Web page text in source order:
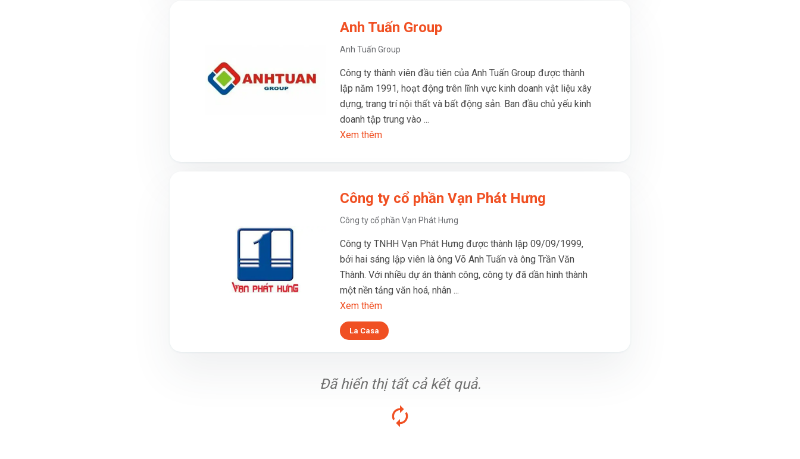
Anh Tuấn Group
Anh Tuấn Group
Công ty thành viên đầu tiên của Anh Tuấn Group được thành
lập năm 1991, hoạt động trên lĩnh vực kinh doanh vật liệu xây
dựng, trang trí nội thất và bất động sản. Ban đầu chủ yếu kinh
doanh tập trung vào ...
Xem thêm
Công ty cổ phần Vạn Phát Hưng
Công ty cổ phần Vạn Phát Hưng
Công ty TNHH Vạn Phát Hưng được thành lập 09/09/1999,
bởi hai sáng lập viên là ông Võ Anh Tuấn và ông Trần Văn
Thành. Với nhiều dự án thành công, công ty đã dần hình thành
một nền tảng văn hoá, nhân ...
Xem thêm
La Casa
Đã hiển thị tất cả kết quả.